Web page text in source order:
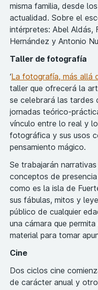
misma familia, desde
actualidad. Sobre el
intérpretes: Abel Aldás,
Hernández y Antonio
Taller de fotografía
‘La fotografía, más allá
taller que ofrecerá la
se celebrará las tardes
jornadas teórico-
vínculo entre lo real y
fotográfica y sus usos
pensamiento mágico.
Se trabajarán
conceptos de
como es la isla de
sus fábulas, mitos y
público de cualquier
una cámara que
material para tomar
Cine
Dos ciclos cine
de carácter anual y